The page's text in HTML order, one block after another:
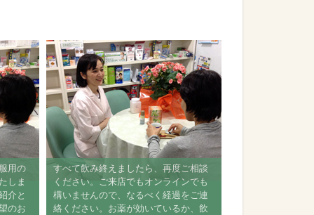
用の
しま
介と
のお
すべて飲み終えましたら、再度ご相談
ください。ご来店でもオンラインでも
構いませんので、なるべく経過をご連
絡ください。お薬が効いているか、飲